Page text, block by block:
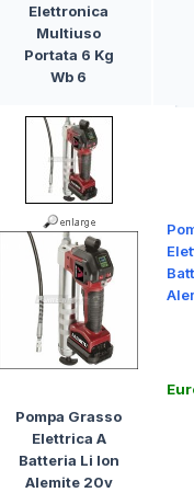
Elettronica
Multiuso
Portata 6 Kg
Wb 6
Pompa Grasso
Elettrica A
Batteria Li Ion
Alemite 20v